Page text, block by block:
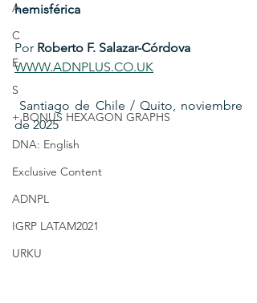
A
C
E
S
+ BONUS HEXAGON GRAPHS
DNA: English
Exclusive Content
ADNPL
IGRP LATAM2021
URKU
hemisférica
Por Roberto F. Salazar-Córdova
WWW.ADNPLUS.CO.UK
de 2025